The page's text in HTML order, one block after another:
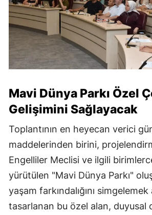
Mavi Dünya Parkı Özel
Gelişimini Sağlayacak
Toplantının en heyecan verici
maddelerinden birini,
Engelliler Meclisi ve ilgili
yürütülen "Mavi Dünya Parkı"
yaşam farkındalığını simgelemek
tasarlanan bu özel alan, duyusal